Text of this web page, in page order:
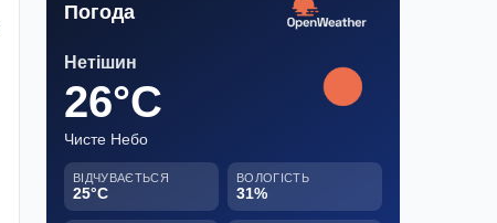
Погода
Нетішин
26°C
Чисте Небо
ВІДЧУВАЄТЬСЯ
25°C
ВОЛОГІСТЬ
31%